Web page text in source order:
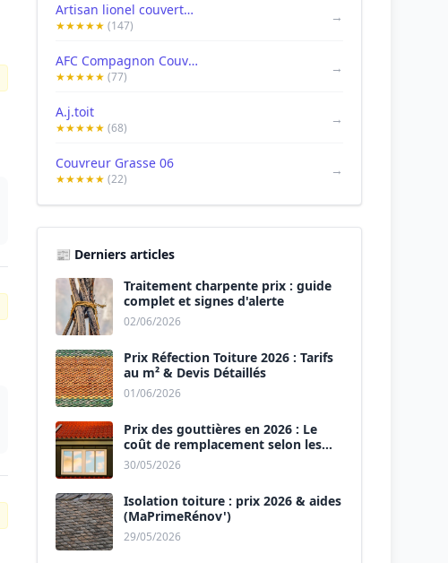
Artisan lionel couverture
★★★★★(147)
→
AFC Compagnon Couvreur
★★★★★(77)
→
A.j.toit
★★★★★(68)
→
Couvreur Grasse 06
★★★★★(22)
→
📰 Derniers articles
Traitement charpente prix : guide
complet et signes d'alerte
02/06/2026
Prix Réfection Toiture 2026 : Tarifs
au m² & Devis Détaillés
01/06/2026
Prix des gouttières en 2026 : Le
coût de remplacement selon les
matériaux
30/05/2026
Isolation toiture : prix 2026 & aides
(MaPrimeRénov')
29/05/2026